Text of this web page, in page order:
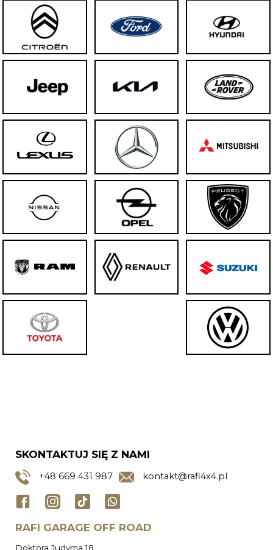
SKONTAKTUJ SIĘ Z NAMI
+48 669 431 987 kontakt@rafi4x4.pl
RAFI GARAGE OFF ROAD
Doktora Judyma 18